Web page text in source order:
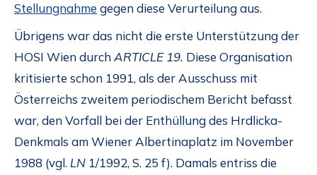
Stellungnahme gegen diese Verurteilung aus.
Übrigens war das nicht die erste Unterstützung der
HOSI Wien durchARTICLE 19. Diese Organisation
kritisierte schon 1991, als der Ausschuss mit
Österreichs zweitem periodischem Bericht befasst
war, den Vorfall bei der Enthüllung des Hrdlicka-
Denkmals am Wiener Albertinaplatz im November
1988 (vgl. LN 1/1992, S. 25 f). Damals entriss die